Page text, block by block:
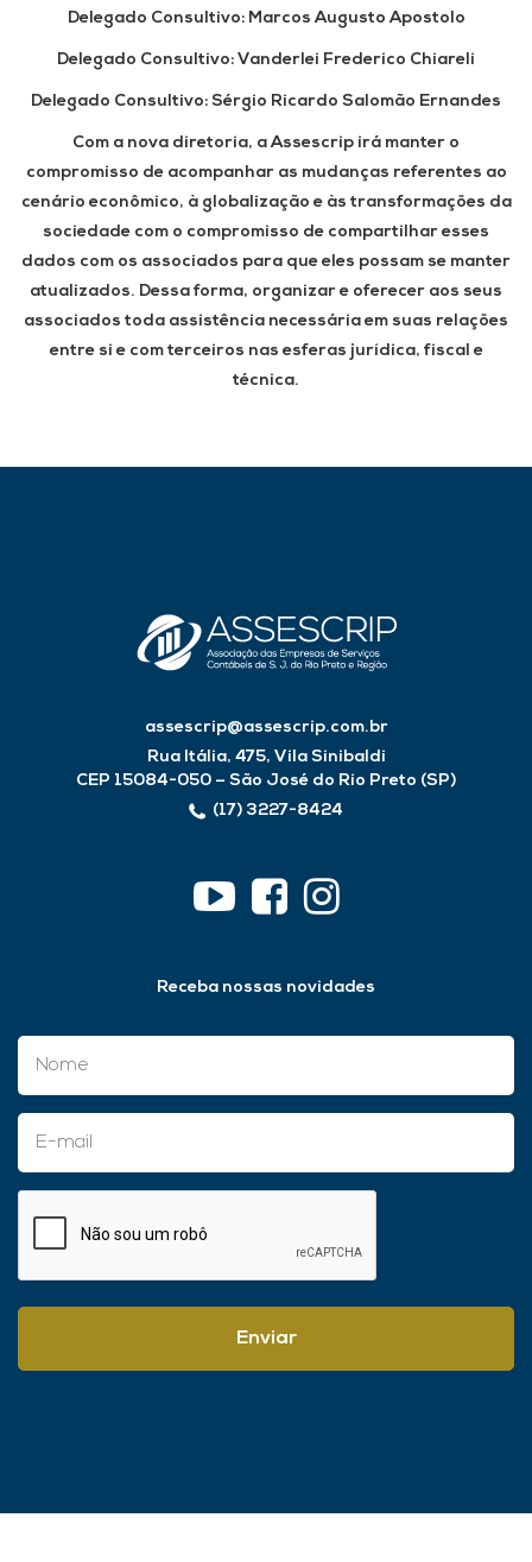
Delegado Consultivo:Marcos Augusto Apostolo
Delegado Consultivo: Vanderlei Frederico Chiareli
Delegado Consultivo: Sérgio Ricardo Salomão Ernandes
Com a nova diretoria, a Assescrip irá manter o
compromisso de acompanhar as mudanças referentes ao
cenário econômico, à globalização e às transformações da
sociedade com o compromisso de compartilhar esses
dados com os associados para que eles possam se manter
atualizados. Dessa forma, organizar e oferecer aos seus
associados toda assistência necessária em suas relações
entre si e com terceiros nas esferas jurídica, fiscal e
técnica.
assescrip@assescrip.com.br
Rua Itália, 475, Vila Sinibaldi
CEP 15084-050 – São José do Rio Preto (SP)
(17) 3227-8424
Receba nossas novidades
Enviar